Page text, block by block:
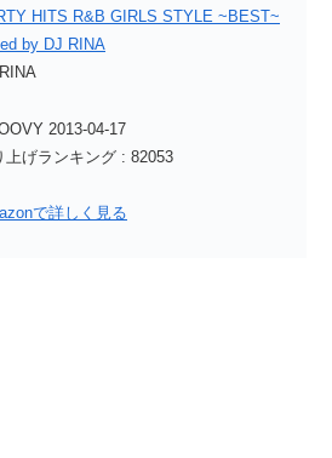
HITS R&B GIRLS STYLE ~BEST~
by DJ RINA
2013-04-17
上げランキング : 82053
で詳しく見る